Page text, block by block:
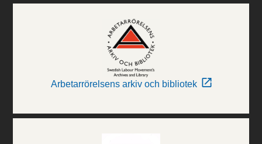
Arbetarrörelsens arkiv och bibliotek